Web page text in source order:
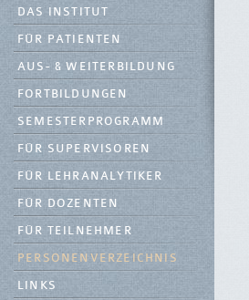
DAS INSTITUT
FÜR PATIENTEN
AUS- & WEITERBILDUNG
FORTBILDUNGEN
SEMESTERPROGRAMM
FÜR SUPERVISOREN
FÜR LEHRANALYTIKER
FÜR DOZENTEN
FÜR TEILNEHMER
PERSONENVERZEICHNIS
LINKS